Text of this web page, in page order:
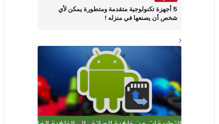
5 أجهزة تكنولوجية متقدمة ومتطورة يمكن لأي
شخص أن يصنعها في منزله !